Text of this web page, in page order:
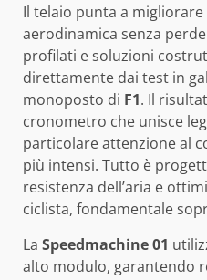
Il telaio punta a
aerodinamica senza
profilati e soluzioni
direttamente dai test in
monoposto di F1. Il
cronometro che unisce
particolare attenzione al
più intensi. Tutto è
resistenza dell’aria e
ciclista, fondamentale
La Speedmachine 01
alto modulo, garantendo